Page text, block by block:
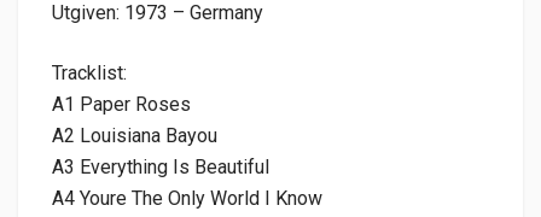
Utgiven: 1973 – Germany
Tracklist:
A1 Paper Roses
A2 Louisiana Bayou
A3 Everything Is Beautiful
A4 Youre The Only World I Know